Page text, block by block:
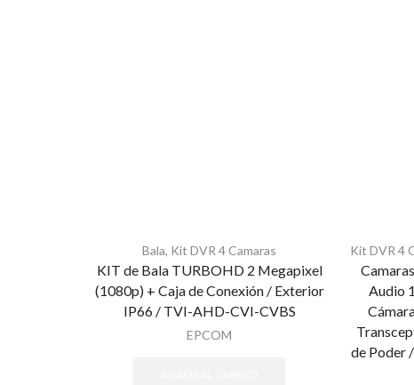
Bala, Kit DVR 4 Camaras
KIT de Bala TURBOHD 2 Megapixel
(1080p) + Caja de Conexión / Exterior
IP66 / TVI-AHD-CVI-CVBS
EPCOM
Kit DVR 4
Audio
de Poder